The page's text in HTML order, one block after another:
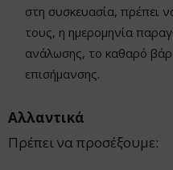
στη συσκευασία, πρέπει
τους, η ημερομηνία
ανάλωσης, το καθαρό
επισήμανσης.
Αλλαντικά
Πρέπει να προσέξουμε: